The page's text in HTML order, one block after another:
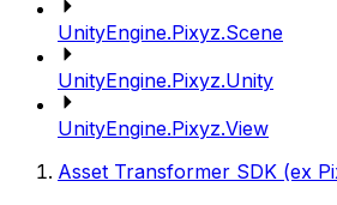
UnityEngine.Pixyz.Scene
UnityEngine.Pixyz.Unity
UnityEngine.Pixyz.View
Asset Transformer SDK (ex